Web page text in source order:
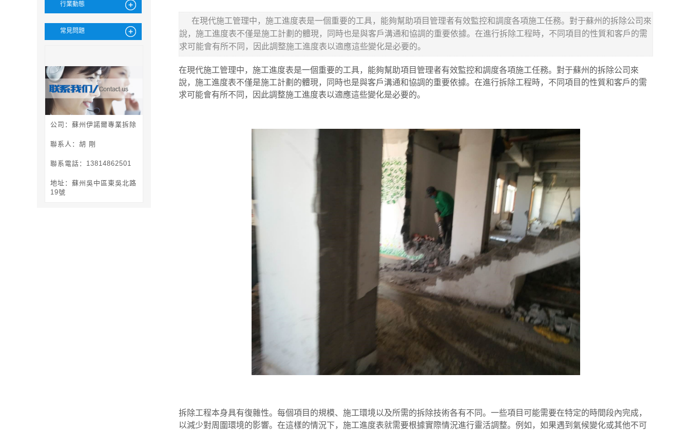
行業動態
常見問題
公司：蘇州伊諾爾專業拆除
聯系人：胡 剛
聯系電話：13814862501
地址：蘇州吳中區東吳北路
19號
在現代施工管理中，施工進度表是一個重要的工具，能夠幫助項目管理者有效監控和調度各項施工任務。對于蘇州的拆除公司來
說，施工進度表不僅是施工計劃的體現，同時也是與客戶溝通和協調的重要依據。在進行拆除工程時，不同項目的性質和客戶的需
求可能會有所不同，因此調整施工進度表以適應這些變化是必要的。
在現代施工管理中，施工進度表是一個重要的工具，能夠幫助項目管理者有效監控和調度各項施工任務。對于蘇州的拆除公司來
說，施工進度表不僅是施工計劃的體現，同時也是與客戶溝通和協調的重要依據。在進行拆除工程時，不同項目的性質和客戶的需
求可能會有所不同，因此調整施工進度表以適應這些變化是必要的。
拆除工程本身具有復雜性。每個項目的規模、施工環境以及所需的拆除技術各有不同。一些項目可能需要在特定的時間段內完成，
以減少對周圍環境的影響。在這樣的情況下，施工進度表就需要根據實際情況進行靈活調整。例如，如果遇到氣候變化或其他不可